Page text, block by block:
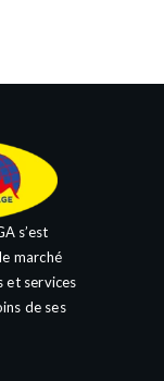
s’est
marché
et services
de ses